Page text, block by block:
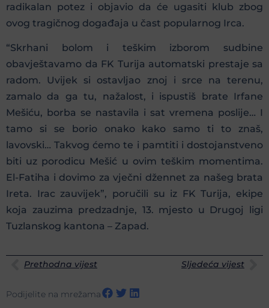
radikalan potez i objavio da će ugasiti klub zbog
ovog tragičnog događaja u čast popularnog Irca.
“Skrhani bolom i teškim izborom sudbine
obavještavamo da FK Turija automatski prestaje sa
radom. Uvijek si ostavljao znoj i srce na terenu,
zamalo da ga tu, nažalost, i ispustiš brate Irfane
Mešiću, borba se nastavila i sat vremena poslije… I
tamo si se borio onako kako samo ti to znaš,
lavovski… Takvog ćemo te i pamtiti i dostojanstveno
biti uz porodicu Mešić u ovim teškim momentima.
El-Fatiha i dovimo za vječni džennet za našeg brata
Ireta. Irac zauvijek”, poručili su iz FK Turija, ekipe
koja zauzima predzadnje, 13. mjesto u Drugoj ligi
Tuzlanskog kantona – Zapad.
Prethodna vijest Sljedeća vijest
Podijelite na mrežama